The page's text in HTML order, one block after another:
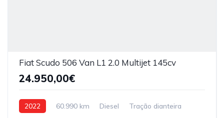
Fiat Scudo 506 Van L1 2.0 Multijet 145cv
24.950,00€
2022 60.990 km Diesel Tração dianteira